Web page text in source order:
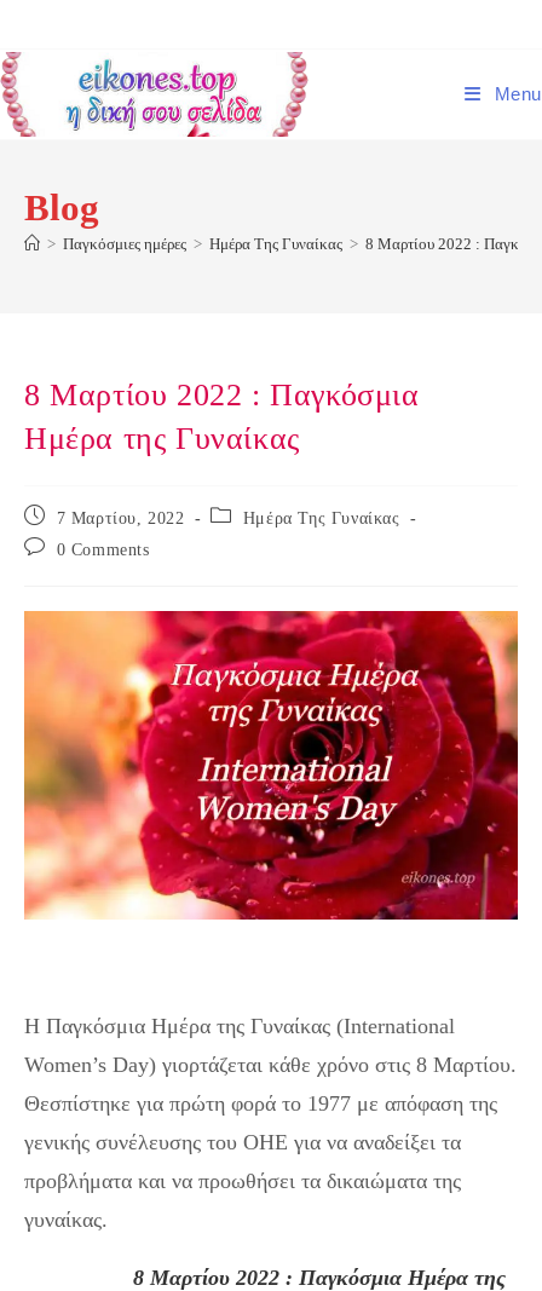
content
Menu
Blog
> Παγκόσμιες ημέρες > Ημέρα Της Γυναίκας > 8 Μαρτίου 2022 :
8 Μαρτίου 2022 : Παγκόσμια
Ημέρα της Γυναίκας
Post
published:
7 Μαρτίου, 2022
Post Ημέρα Της Γυναίκας
Post
0 Comments
Η Παγκόσμια Ημέρα της Γυναίκας (International
Women’s Day) γιορτάζεται κάθε χρόνο στις 8 Μαρτίου.
Θεσπίστηκε για πρώτη φορά το 1977 με απόφαση της
γενικής συνέλευσης του ΟΗΕ για να αναδείξει τα
προβλήματα και να προωθήσει τα δικαιώματα της
γυναίκας.
8 Μαρτίου 2022 : Παγκόσμια Ημέρα της